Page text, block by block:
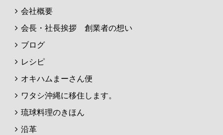
会社概要
会長・社長挨拶 創業者の想い
ブログ
レシピ
オキハムまーさん便
ワタシ沖縄に移住します。
琉球料理のきほん
沿革